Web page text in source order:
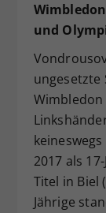
und
ungesetzte
2017 als
Titel in Biel
Jährige